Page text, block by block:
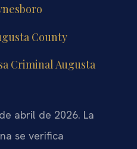
County
Criminal Augusta
abril de 2026. La
se verifica